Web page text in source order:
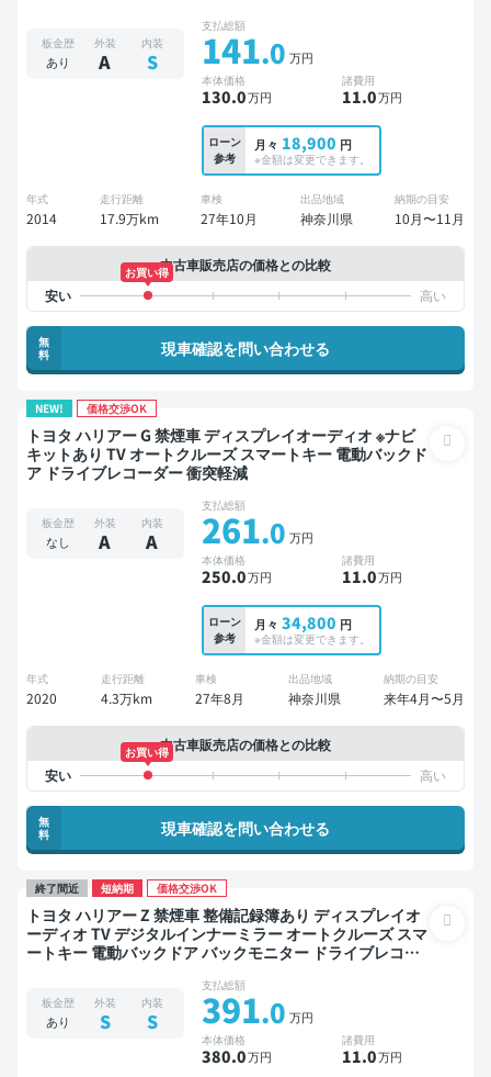
板金歴
あり
外装
A
内装
S
支払総額
141.0 万円
本体価格
130.0万円
諸費用
11.0万円
ローン
参考
月々 18,900 円
※金額は変更できます。
年式
2014
走行距離
17.9万km
車検
27年10月
出品地域
神奈川県
納期の目安
10月〜11月
中古車販売店の価格との比較
お買い得
無
料
現車確認を問い合わせる
NEW! 価格交渉OK
トヨタ ハリアー G 禁煙車 ディスプレイオーディオ ※ナビ
キットあり TV オートクルーズ スマートキー 電動バックド
ア ドライブレコーダー 衝突軽減
板金歴
なし
外装
A
内装
A
支払総額
261.0 万円
本体価格
250.0万円
諸費用
11.0万円
ローン
参考
月々 34,800 円
※金額は変更できます。
年式
2020
走行距離
4.3万km
車検
27年8月
出品地域
神奈川県
納期の目安
来年4月〜5月
中古車販売店の価格との比較
お買い得
無
料
現車確認を問い合わせる
終了間近 短納期 価格交渉OK
トヨタ ハリアー Z 禁煙車 整備記録簿あり ディスプレイオ
ーディオ TV デジタルインナーミラー オートクルーズ スマ
ートキー 電動バックドア バックモニター ドライブレコー
板金歴
あり
外装
S
内装
S
支払総額
391.0 万円
本体価格
380.0万円
諸費用
11.0万円